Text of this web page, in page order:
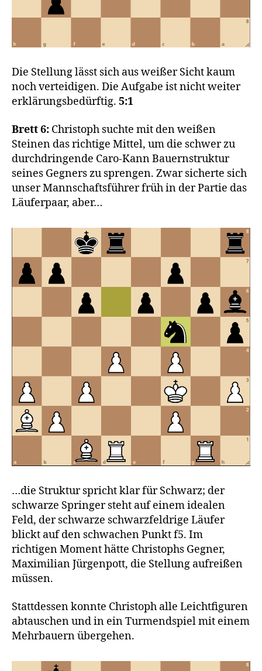
Die Stellung lässt sich aus weißer Sicht kaum
noch verteidigen. Die Aufgabe ist nicht weiter
erklärungsbedürftig. 5:1
Brett 6: Christoph suchte mit den weißen
Steinen das richtige Mittel, um die schwer zu
durchdringende Caro-Kann Bauernstruktur
seines Gegners zu sprengen. Zwar sicherte sich
unser Mannschaftsführer früh in der Partie das
Läuferpaar, aber…
…die Struktur spricht klar für Schwarz; der
schwarze Springer steht auf einem idealen
Feld, der schwarze schwarzfeldrige Läufer
blickt auf den schwachen Punkt f5. Im
richtigen Moment hätte Christophs Gegner,
Maximilian Jürgenpott, die Stellung aufreißen
müssen.
Stattdessen konnte Christoph alle Leichtfiguren
abtauschen und in ein Turmendspiel mit einem
Mehrbauern übergehen.